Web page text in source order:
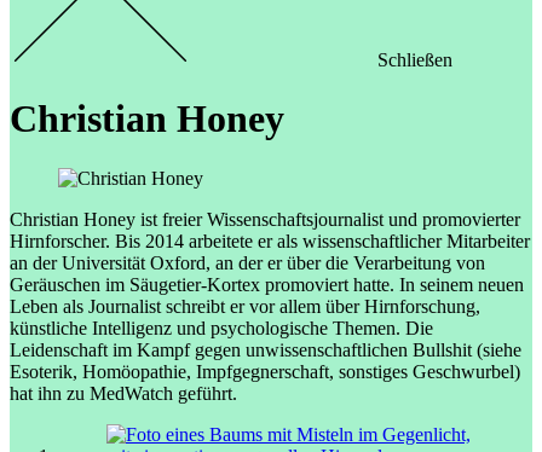
Schließen
Christian Honey
Christian Honey ist freier Wissenschaftsjournalist und promovierter
Hirnforscher. Bis 2014 arbeitete er als wissenschaftlicher Mitarbeiter
an der Universität Oxford, an der er über die Verarbeitung von
Geräuschen im Säugetier-Kortex promoviert hatte. In seinem neuen
Leben als Journalist schreibt er vor allem über Hirnforschung,
künstliche Intelligenz und psychologische Themen. Die
Leidenschaft im Kampf gegen unwissenschaftlichen Bullshit (siehe
Esoterik, Homöopathie, Impfgegnerschaft, sonstiges Geschwurbel)
hat ihn zu MedWatch geführt.